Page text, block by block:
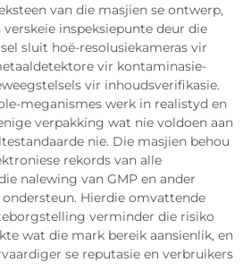
van die masjien se ontwerp,
inspeksiepunte deur die
sluit hoë-resolusiekameras vir
vir kontaminasie-
vir inhoudsverifikasie.
meganismes werk in realistyd en
verpakking wat nie voldoen aan
nie. Die masjien behou
rekords van alle
nalewing van GMP en ander
Hierdie omvattende
verminder die risiko
wat die mark bereik aansienlik, en
se reputasie en verbruikers